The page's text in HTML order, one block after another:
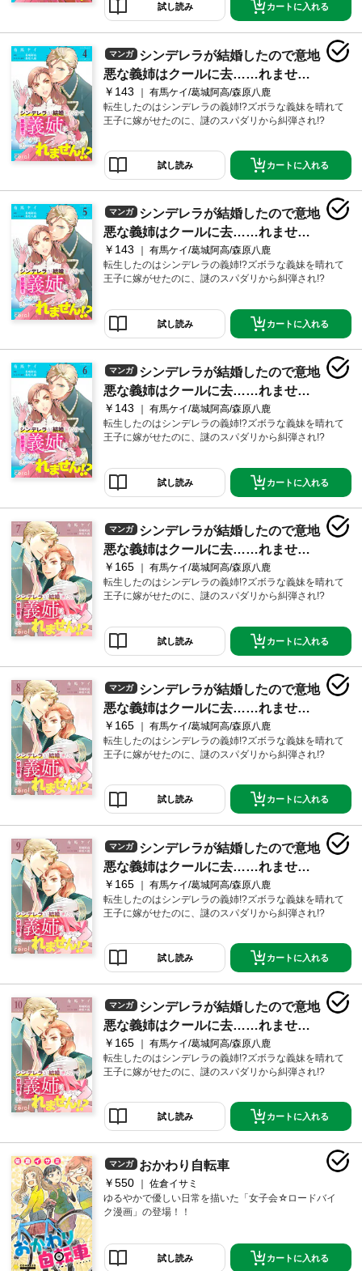
試し読み カートに入れる
マンガ
シンデレラが結婚したので意地
悪な義姉はクールに去……れませ
ん！？（単話版4）
￥143
有馬ケイ/葛城阿高/森原八鹿
転生したのはシンデレラの義姉!?ズボラな義妹を晴れて
王子に嫁がせたのに、謎のスパダリから糾弾され!?
試し読み カートに入れる
マンガ
シンデレラが結婚したので意地
悪な義姉はクールに去……れませ
ん！？（単話版5）
￥143
有馬ケイ/葛城阿高/森原八鹿
転生したのはシンデレラの義姉!?ズボラな義妹を晴れて
王子に嫁がせたのに、謎のスパダリから糾弾され!?
試し読み カートに入れる
マンガ
シンデレラが結婚したので意地
悪な義姉はクールに去……れませ
ん！？（単話版6）
￥143
有馬ケイ/葛城阿高/森原八鹿
転生したのはシンデレラの義姉!?ズボラな義妹を晴れて
王子に嫁がせたのに、謎のスパダリから糾弾され!?
試し読み カートに入れる
マンガ
シンデレラが結婚したので意地
悪な義姉はクールに去……れませ
ん！？（単話版7）
￥165
有馬ケイ/葛城阿高/森原八鹿
転生したのはシンデレラの義姉!?ズボラな義妹を晴れて
王子に嫁がせたのに、謎のスパダリから糾弾され!?
試し読み カートに入れる
マンガ
シンデレラが結婚したので意地
悪な義姉はクールに去……れませ
ん！？（単話版8）
￥165
有馬ケイ/葛城阿高/森原八鹿
転生したのはシンデレラの義姉!?ズボラな義妹を晴れて
王子に嫁がせたのに、謎のスパダリから糾弾され!?
試し読み カートに入れる
マンガ
シンデレラが結婚したので意地
悪な義姉はクールに去……れませ
ん！？（単話版9）
￥165
有馬ケイ/葛城阿高/森原八鹿
転生したのはシンデレラの義姉!?ズボラな義妹を晴れて
王子に嫁がせたのに、謎のスパダリから糾弾され!?
試し読み カートに入れる
マンガ
シンデレラが結婚したので意地
悪な義姉はクールに去……れませ
ん！？（単話版10）
￥165
有馬ケイ/葛城阿高/森原八鹿
転生したのはシンデレラの義姉!?ズボラな義妹を晴れて
王子に嫁がせたのに、謎のスパダリから糾弾され!?
試し読み カートに入れる
マンガ おかわり自転車
￥550
佐倉イサミ
ゆるやかで優しい日常を描いた「女子会☆ロードバイ
ク漫画」の登場！！
試し読み カートに入れる